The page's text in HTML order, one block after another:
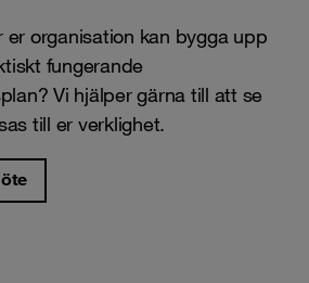
er organisation kan bygga upp
fungerande
Vi hjälper gärna till att se
till er verklighet.